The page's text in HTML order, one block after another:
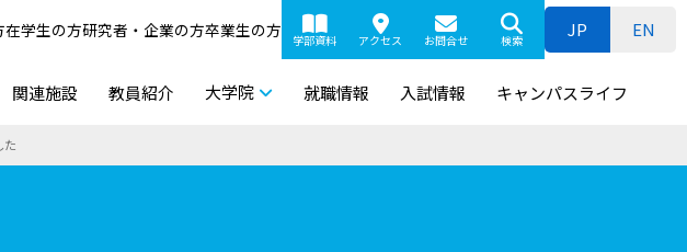
在学生の方研究者・企業の方卒業生の方 学部資料 アクセス お問合せ 検索 JP EN
関連施設 教員紹介 大学院 就職情報 入試情報 キャンパスライフ
た